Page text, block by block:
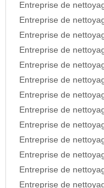
Entreprise de
Entreprise de
Entreprise de
Entreprise de
Entreprise de
Entreprise de
Entreprise de
Entreprise de
Entreprise de
Entreprise de
Entreprise de
Entreprise de
Entreprise de